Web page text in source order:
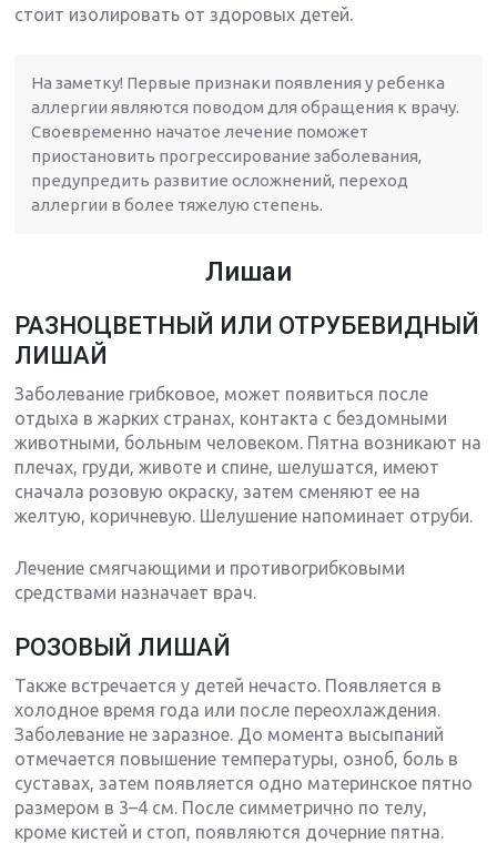
стоит изолировать от здоровых детей.
На заметку! Первые признаки появления у ребенка
аллергии являются поводом для обращения к врачу.
Своевременно начатое лечение поможет
приостановить прогрессирование заболевания,
предупредить развитие осложнений, переход
аллергии в более тяжелую степень.
Лишаи
РАЗНОЦВЕТНЫЙ ИЛИ ОТРУБЕВИДНЫЙ
ЛИШАЙ
Заболевание грибковое, может появиться после
отдыха в жарких странах, контакта с бездомными
животными, больным человеком. Пятна возникают на
плечах, груди, животе и спине, шелушатся, имеют
сначала розовую окраску, затем сменяют ее на
желтую, коричневую. Шелушение напоминает отруби.
Лечение смягчающими и противогрибковыми
средствами назначает врач.
РОЗОВЫЙ ЛИШАЙ
Также встречается у детей нечасто. Появляется в
холодное время года или после переохлаждения.
Заболевание не заразное. До момента высыпаний
отмечается повышение температуры, озноб, боль в
суставах, затем появляется одно материнское пятно
размером в 3–4 см. После симметрично по телу,
кроме кистей и стоп, появляются дочерние пятна.